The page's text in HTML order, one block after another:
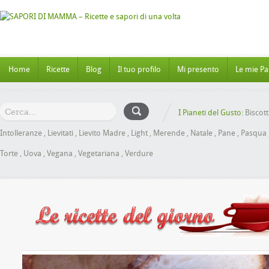
Home Ricette Blog Il tuo profilo Mi presento Le mie
I Pianeti del Gusto:
Intolleranze , Lievitati , Lievito Madre , Light , Merende , Natale , Pane , Pasqua
Torte , Uova , Vegana , Vegetariana , Verdure
al Miele senza